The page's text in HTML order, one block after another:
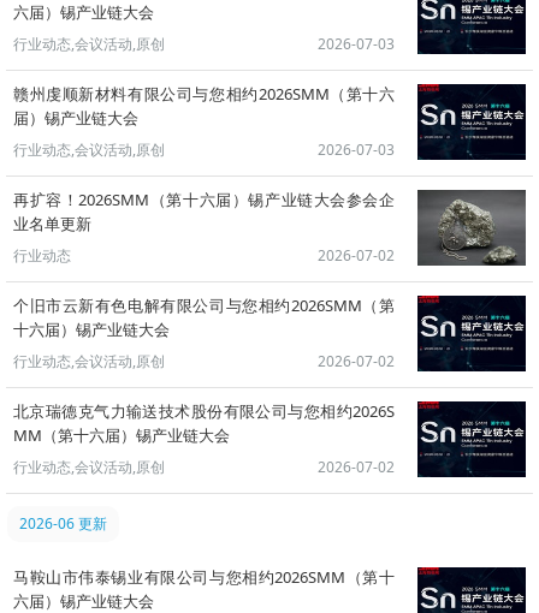
六届）锡产业链大会
行业动态,会议活动,原创 2026-07-03
赣州虔顺新材料有限公司与您相约2026SMM（第十六
届）锡产业链大会
行业动态,会议活动,原创 2026-07-03
再扩容！2026SMM（第十六届）锡产业链大会参会企
业名单更新
行业动态 2026-07-02
个旧市云新有色电解有限公司与您相约2026SMM（第
十六届）锡产业链大会
行业动态,会议活动,原创 2026-07-02
北京瑞德克气力输送技术股份有限公司与您相约2026S
MM（第十六届）锡产业链大会
行业动态,会议活动,原创 2026-07-02
2026-06 更新
马鞍山市伟泰锡业有限公司与您相约2026SMM（第十
六届）锡产业链大会